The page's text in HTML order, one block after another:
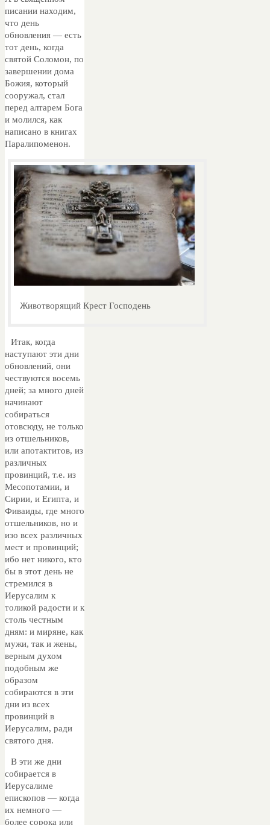
писании находим,
что день
обновления — есть
тот день, когда
святой Соломон, по
завершении дома
Божия, который
сооружал, стал
перед алтарем Бога
и молился, как
написано в книгах
Паралипоменон.
Животворящий Крест Господень
Итак, когда
наступают эти дни
обновлений, они
чествуются восемь
дней; за много дней
начинают
собираться
отовсюду, не только
из отшельников,
или апотактитов, из
различных
провинций, т.е. из
Месопотамии, и
Сирии, и Египта, и
Фиваиды, где много
отшельников, но и
изо всех различных
мест и провинций;
ибо нет никого, кто
бы в этот день не
стремился в
Иерусалим к
толикой радости и к
столь честным
дням: и миряне, как
мужи, так и жены,
верным духом
подобным же
образом
собираются в эти
дни из всех
провинций в
Иерусалим, ради
святого дня.
В эти же дни
собирается в
Иерусалиме
епископов — когда
их немного —
более сорока или